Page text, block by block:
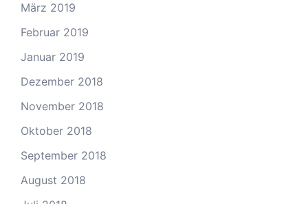
März 2019
Februar 2019
Januar 2019
Dezember 2018
November 2018
Oktober 2018
September 2018
August 2018